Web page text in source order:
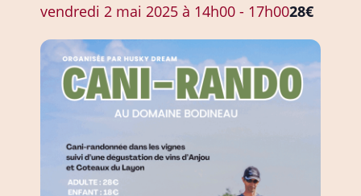
vendredi 2 mai 2025 à 14h00 - 17h0028€